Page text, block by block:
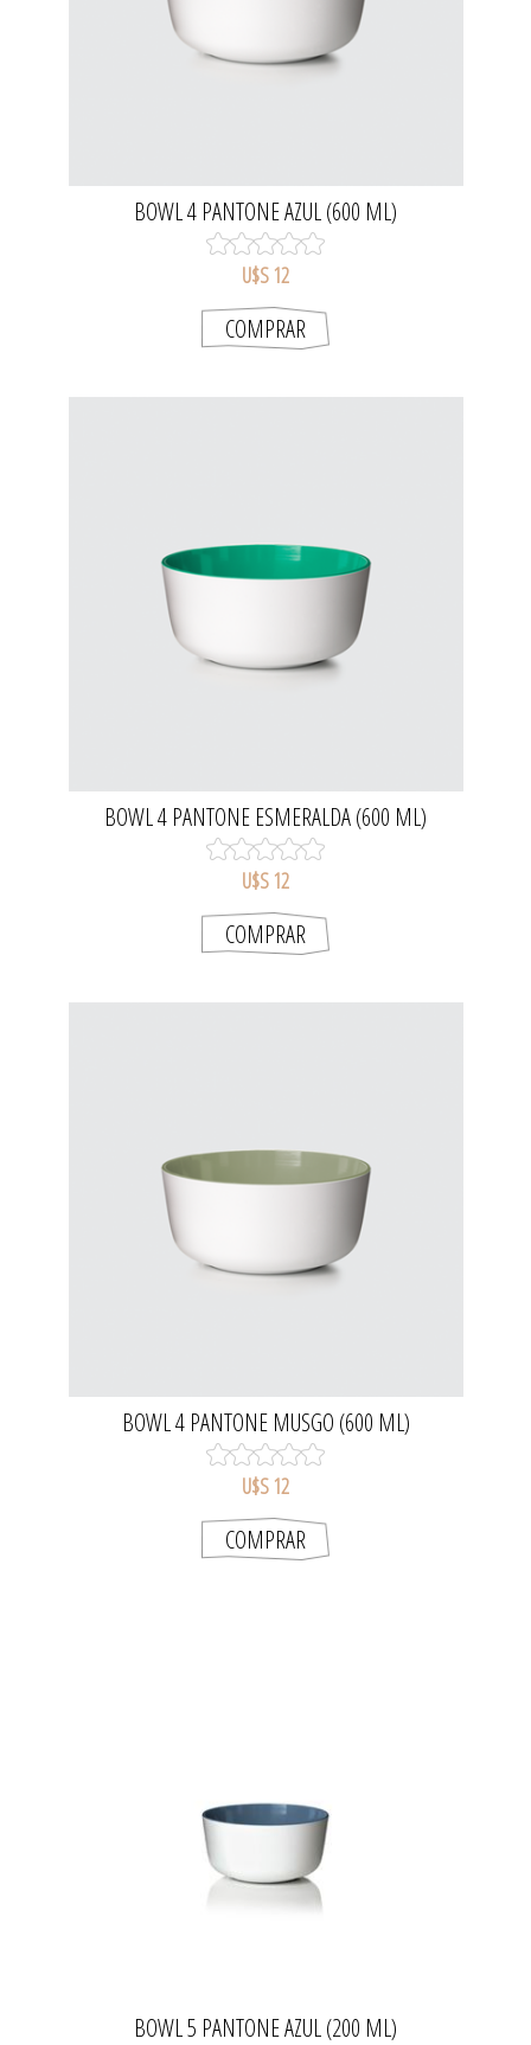
BOWL 4 PANTONE AZUL (600 ML)
U$S 12
BOWL 4 PANTONE ESMERALDA (600 ML)
U$S 12
BOWL 4 PANTONE MUSGO (600 ML)
U$S 12
BOWL 5 PANTONE AZUL (200 ML)